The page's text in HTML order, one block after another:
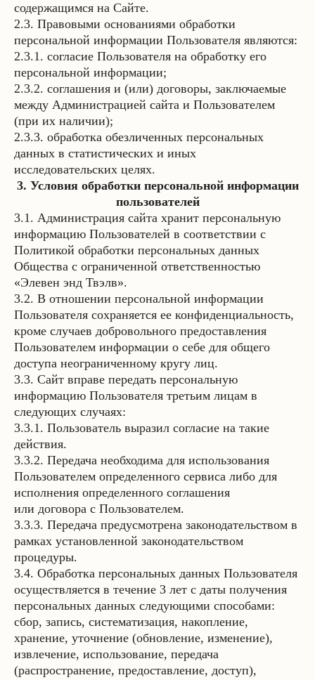
содержащимся на Сайте.
2.3. Правовыми основаниями обработки
персональной информации Пользователя являются:
2.3.1. согласие Пользователя на обработку его
персональной информации;
2.3.2. соглашения и (или) договоры, заключаемые
между Администрацией сайта и Пользователем
(при их наличии);
2.3.3. обработка обезличенных персональных
данных в статистических и иных
исследовательских целях.
3. Условия обработки персональной информации
пользователей
3.1. Администрация сайта хранит персональную
информацию Пользователей в соответствии с
Политикой обработки персональных данных
Общества с ограниченной ответственностью
«Элевен энд Твэлв».
3.2. В отношении персональной информации
Пользователя сохраняется ее конфиденциальность,
кроме случаев добровольного предоставления
Пользователем информации о себе для общего
доступа неограниченному кругу лиц.
3.3. Сайт вправе передать персональную
информацию Пользователя третьим лицам в
следующих случаях:
3.3.1. Пользователь выразил согласие на такие
действия.
3.3.2. Передача необходима для использования
Пользователем определенного сервиса либо для
исполнения определенного соглашения
или договора с Пользователем.
3.3.3. Передача предусмотрена законодательством в
рамках установленной законодательством
процедуры.
3.4. Обработка персональных данных Пользователя
осуществляется в течение 3 лет с даты получения
персональных данных следующими способами:
сбор, запись, систематизация, накопление,
хранение, уточнение (обновление, изменение),
извлечение, использование, передача
(распространение, предоставление, доступ),